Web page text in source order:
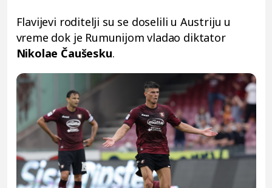
Flavijevi roditelji su se doselili u Austriju u
vreme dok je Rumunijom vladao diktator
Nikolae Čaušesku.